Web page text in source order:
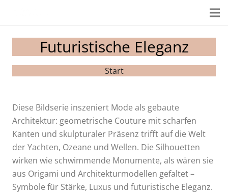
Futuristische Eleganz
Start
Diese Bildserie inszeniert Mode als gebaute
Architektur: geometrische Couture mit scharfen
Kanten und skulpturaler Präsenz trifft auf die Welt
der Yachten, Ozeane und Wellen. Die Silhouetten
wirken wie schwimmende Monumente, als wären sie
aus Origami und Architekturmodellen gefaltet –
Symbole für Stärke, Luxus und futuristische Eleganz.